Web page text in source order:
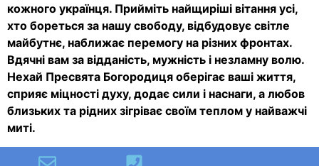
кожного українця. Прийміть найщиріші вітання усі,
хто бореться за нашу свободу, відбудовує світле
майбутнє, наближає перемогу на різних фронтах.
Вдячні вам за відданість, мужність і незламну волю.
Нехай Пресвята Богородиця оберігає ваші життя,
сприяє міцності духу, додає сили і наснаги, а любов
близьких та рідних зігріває своїм теплом у найважчі
миті.